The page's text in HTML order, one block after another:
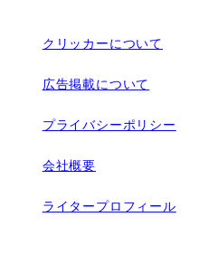
クリッカーについて
広告掲載について
プライバシーポリシー
会社概要
ライタープロフィール